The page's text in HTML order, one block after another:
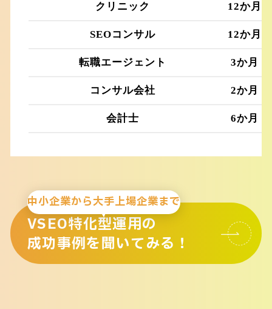
クリニック 12か月
SEOコンサル 12か月
転職エージェント 3か月
コンサル会社 2か月
会計士 6か月
中小企業から大手上場企業まで
VSEO特化型運用の
成功事例を聞いてみる！